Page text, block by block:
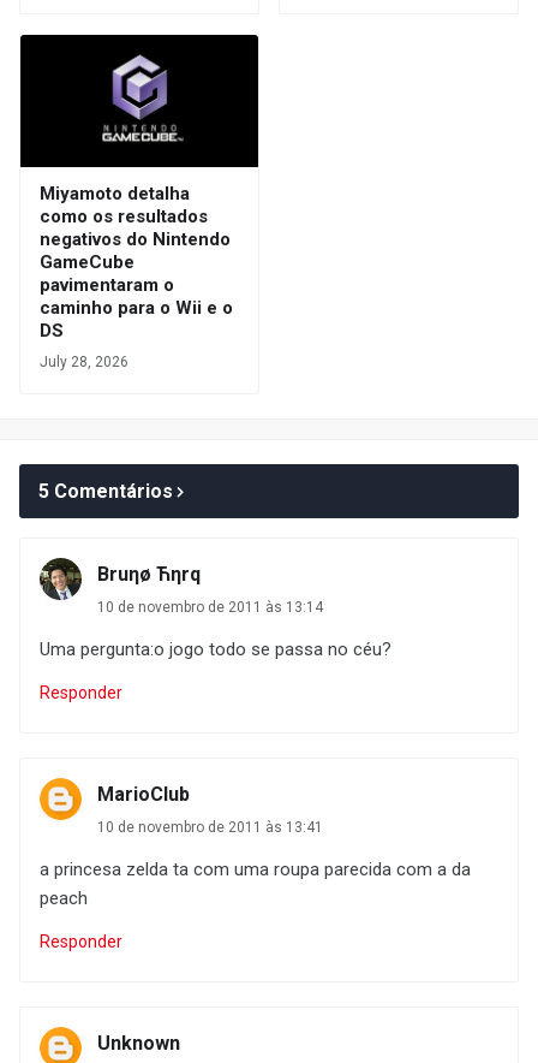
Miyamoto detalha
como os resultados
negativos do Nintendo
GameCube
pavimentaram o
caminho para o Wii e o
DS
July 28, 2026
5 Comentários
Bruηø Ћηrq
10 de novembro de 2011 às 13:14
Uma pergunta:o jogo todo se passa no céu?
Responder
MarioClub
10 de novembro de 2011 às 13:41
a princesa zelda ta com uma roupa parecida com a da
peach
Responder
Unknown